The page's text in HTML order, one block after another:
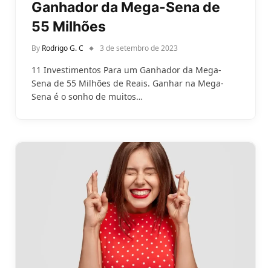
Ganhador da Mega-Sena de
55 Milhões
By Rodrigo G. C 3 de setembro de 2023
11 Investimentos Para um Ganhador da Mega-
Sena de 55 Milhões de Reais. Ganhar na Mega-
Sena é o sonho de muitos…